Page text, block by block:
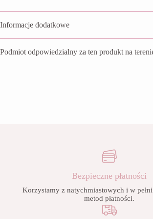
Informacje dodatkowe
Podmiot odpowiedzialny za ten produkt na
Bezpieczne płatności
Korzystamy z natychmiastowych i w
metod płatności.